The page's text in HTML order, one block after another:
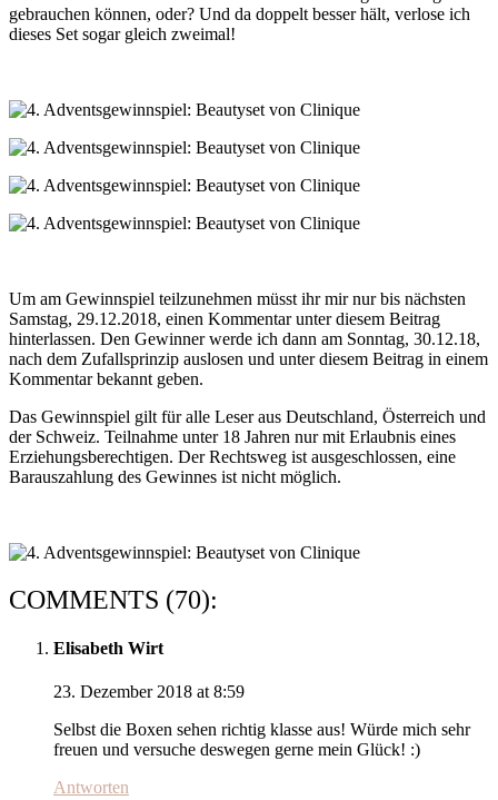
gebrauchen können, oder? Und da doppelt besser hält, verlose ich
dieses Set sogar gleich zweimal!
Um am Gewinnspiel teilzunehmen müsst ihr mir nur bis nächsten
Samstag, 29.12.2018, einen Kommentar unter diesem Beitrag
hinterlassen. Den Gewinner werde ich dann am Sonntag, 30.12.18,
nach dem Zufallsprinzip auslosen und unter diesem Beitrag in einem
Kommentar bekannt geben.
Das Gewinnspiel gilt für alle Leser aus Deutschland, Österreich und
der Schweiz. Teilnahme unter 18 Jahren nur mit Erlaubnis eines
Erziehungsberechtigen. Der Rechtsweg ist ausgeschlossen, eine
Barauszahlung des Gewinnes ist nicht möglich.
COMMENTS (70):
Elisabeth Wirt
23. Dezember 2018 at 8:59
Selbst die Boxen sehen richtig klasse aus! Würde mich sehr
freuen und versuche deswegen gerne mein Glück! :)
Antworten